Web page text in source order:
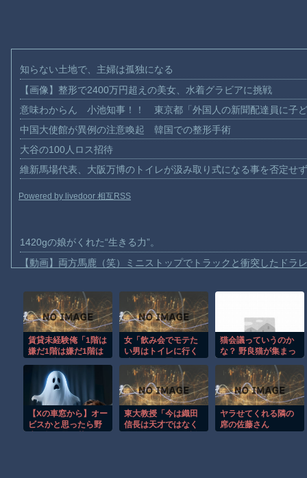
知らない土地で、主婦は孤独になる
【画像】整形で2400万円超えの美女、水着グラビアに挑戦
意味わからん 小池知事！！ 東京都「外国人の新聞配達員に子
中国大使館が異例の注意喚起 韓国での整形手術
大谷の100人ロス招待
維新馬場代表、大阪万博のトイレが汲み取り式になる事を否定せ
Powered by livedoor 相互RSS
1420gの娘がくれた“生きる力”。
【動画】両方馬鹿（笑）ミニストップでトラックと衝突したドラ
【動画】野菜売りのおじさんにドローンを特攻させるおそロシア
【動画】首都高で4tトラックが原因の玉突き事故に巻き込まれた
【朗報】大人気漫画「GANTZ」がAmazonでなんと全巻100円ｗ
まだ墓石があるだけマシと見るべきか。今はもう合葬墓ばかり
【動画】新型のさすまた、限界突破ｗｗｗｗｗｗ
【謎】広島県が頑なに「はだしのゲンコラボ喫茶」をやらない理
賃貸未経験俺「1階は
嫌だ1階は嫌だ1階は
女「飲み会でモテた
い男はトイレに行く
け」
猫会議っていうのか
な？ 野良猫が集まっ
るあれ…… あれって
猫だけに分かる方法
でコミュニケーショ
ンしてるのかな？
【再】
【Xの車窓から】オー
ビスかと思ったら野
東大教授「今は織田
信長は天才ではなく
ヤラせてくれる隣の
席の佐藤さん